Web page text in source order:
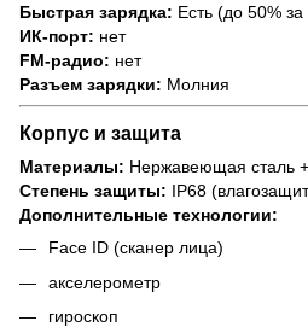
Быстрая зарядка: Есть (до 50%
ИК-порт: нет
FM-радио: нет
Разъем зарядки: Молния
Корпус и защита
Материалы: Нержавеющая сталь +
Степень защиты: IP68
Дополнительные технологии:
Face ID (сканер лица)
акселерометр
гироскоп